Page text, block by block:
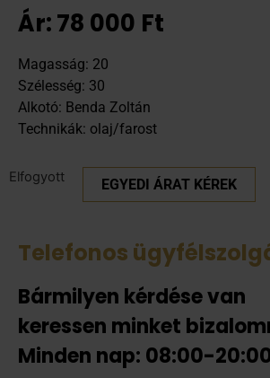
Ár:78 000 Ft
Magasság: 20
Szélesség: 30
Alkotó: Benda Zoltán
Technikák: olaj/farost
Elfogyott EGYEDI ÁRAT KÉREK
Telefonos
Bármilyen kérdése van
keressen minket
Minden nap: 08:00-